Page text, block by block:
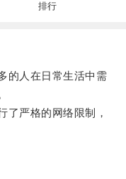
排行
人在日常生活中需
严格的网络限制，